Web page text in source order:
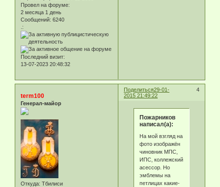
Провел на форуме:
2 месяца 1 день
Сообщений: 6240
.:
Последний визит:
13-07-2023 20:48:32
Поделиться 4
29-01-
2015 21:49:22
term100
Генерал-майор
Откуда: Тбилиси
Пожарников
написал(а):
На мой взгляд на
фото изображён
чиновник МПС,
ИПС, коллежский
асессор. Но
эмблемы на
петлицах какие-